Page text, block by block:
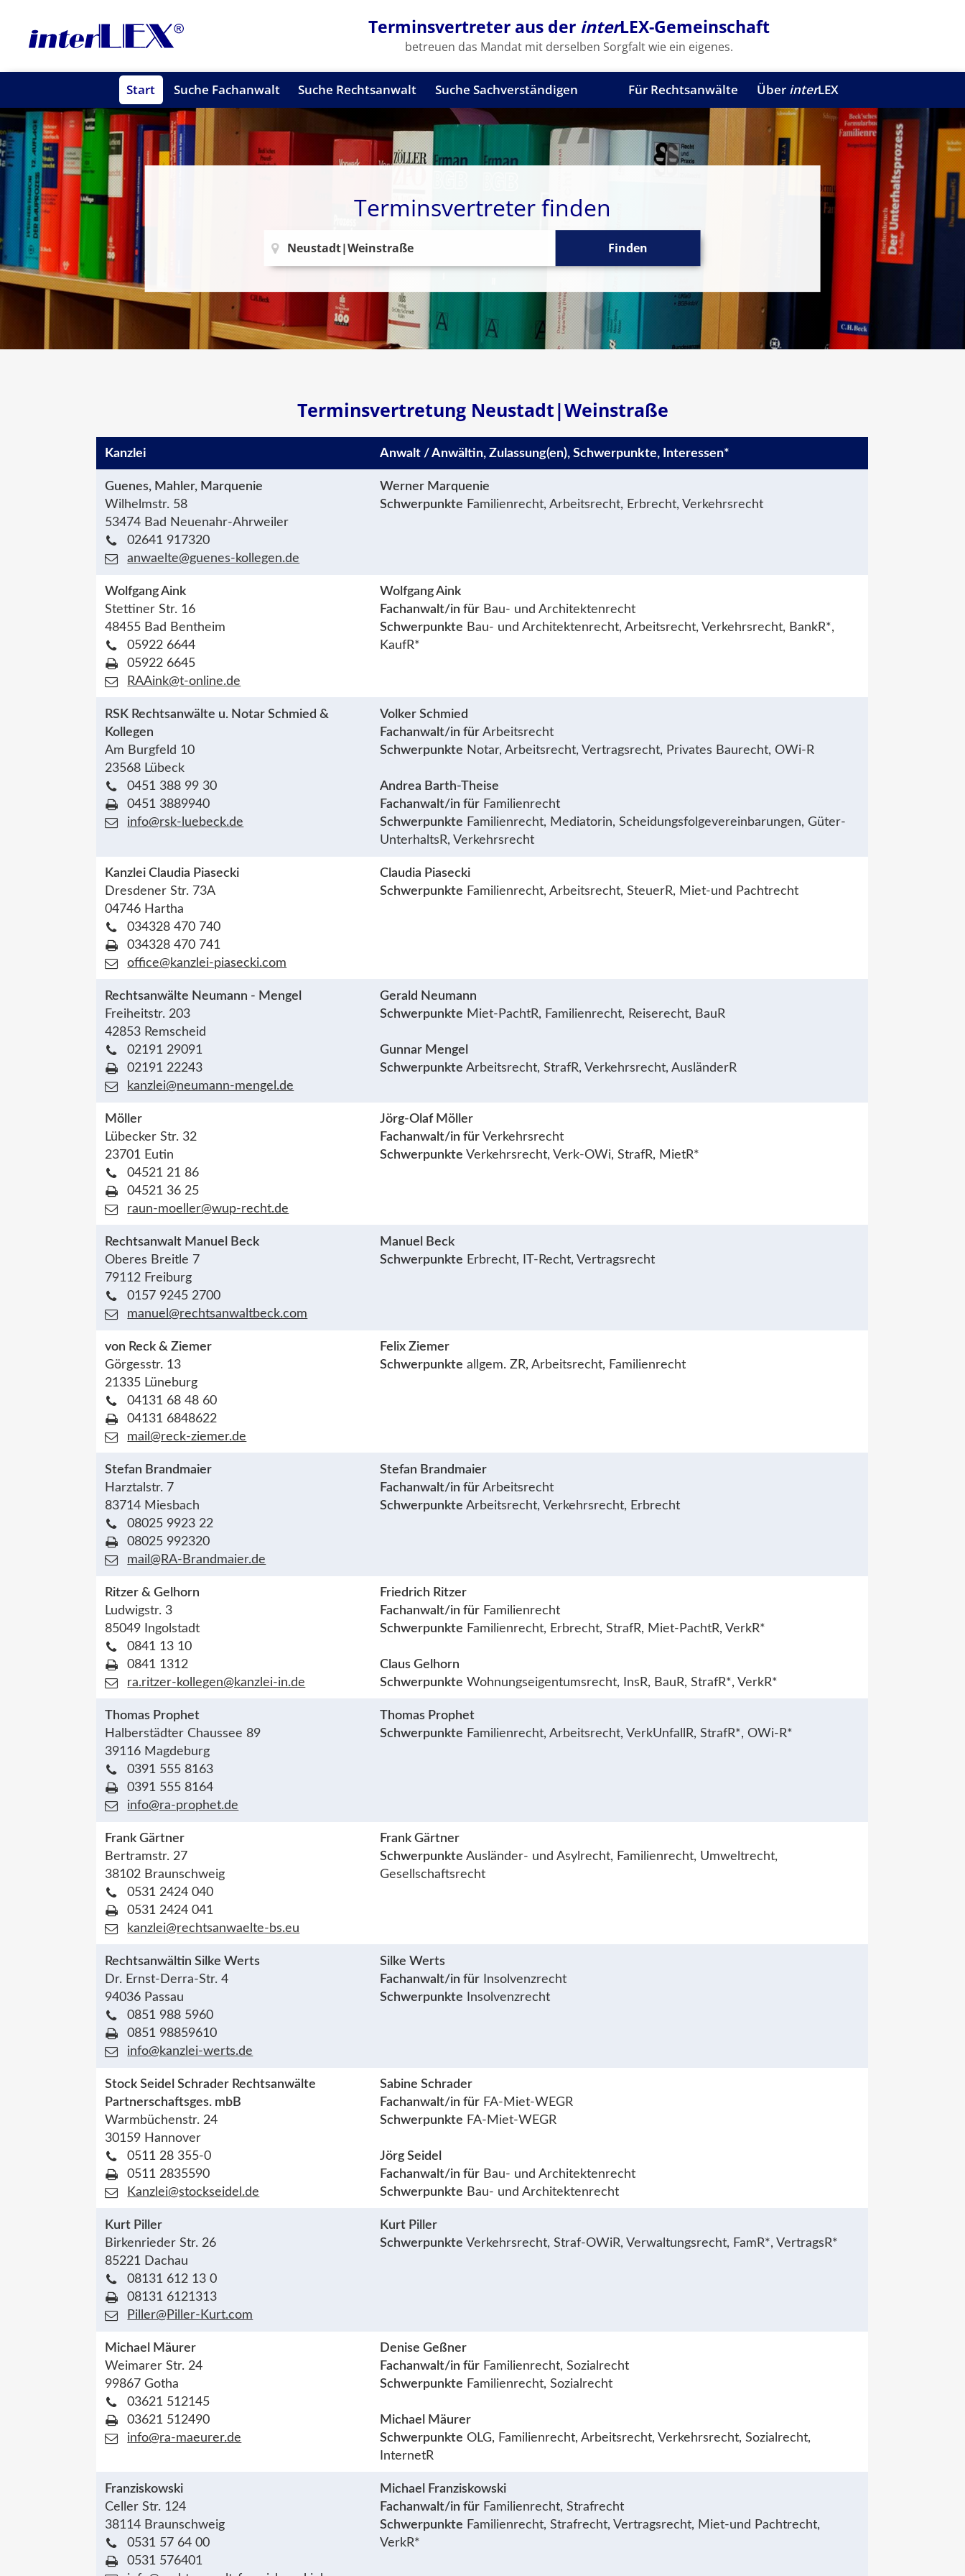
Terminsvertreter aus der interLEX-Gemeinschaft
betreuen das Mandat mit derselben Sorgfalt wie ein eigenes.
Start Suche Fachanwalt Suche Rechtsanwalt Suche Sachverständigen Für Rechtsanwälte Über interLEX
Terminsvertreter finden
Finden
Terminsvertretung Neustadt|Weinstraße
Kanzlei Anwalt / Anwältin, Zulassung(en), Schwerpunkte, Interessen*
Guenes, Mahler, Marquenie
Wilhelmstr. 58
53474 Bad Neuenahr-Ahrweiler
02641 917320
anwaelte@guenes-kollegen.de
Werner Marquenie
Schwerpunkte Familienrecht, Arbeitsrecht, Erbrecht, Verkehrsrecht
Wolfgang Aink
Stettiner Str. 16
48455 Bad Bentheim
05922 6644
05922 6645
RAAink@t-online.de
Wolfgang Aink
Fachanwalt/in für Bau- und Architektenrecht
Schwerpunkte Bau- und Architektenrecht, Arbeitsrecht, Verkehrsrecht, BankR*,
KaufR*
RSK Rechtsanwälte u. Notar Schmied &
Kollegen
Am Burgfeld 10
23568 Lübeck
0451 388 99 30
0451 3889940
info@rsk-luebeck.de
Volker Schmied
Fachanwalt/in für Arbeitsrecht
Schwerpunkte Notar, Arbeitsrecht, Vertragsrecht, Privates Baurecht, OWi-R
Andrea Barth-Theise
Fachanwalt/in für Familienrecht
Schwerpunkte Familienrecht, Mediatorin, Scheidungsfolgevereinbarungen, Güter-
UnterhaltsR, Verkehrsrecht
Kanzlei Claudia Piasecki
Dresdener Str. 73A
04746 Hartha
034328 470 740
034328 470 741
office@kanzlei-piasecki.com
Claudia Piasecki
Schwerpunkte Familienrecht, Arbeitsrecht, SteuerR, Miet-und Pachtrecht
Rechtsanwälte Neumann - Mengel
Freiheitstr. 203
42853 Remscheid
02191 29091
02191 22243
kanzlei@neumann-mengel.de
Gerald Neumann
Schwerpunkte Miet-PachtR, Familienrecht, Reiserecht, BauR
Gunnar Mengel
Schwerpunkte Arbeitsrecht, StrafR, Verkehrsrecht, AusländerR
Möller
Lübecker Str. 32
23701 Eutin
04521 21 86
04521 36 25
raun-moeller@wup-recht.de
Jörg-Olaf Möller
Fachanwalt/in für Verkehrsrecht
Schwerpunkte Verkehrsrecht, Verk-OWi, StrafR, MietR*
Rechtsanwalt Manuel Beck
Oberes Breitle 7
79112 Freiburg
0157 9245 2700
manuel@rechtsanwaltbeck.com
Manuel Beck
Schwerpunkte Erbrecht, IT-Recht, Vertragsrecht
von Reck & Ziemer
Görgesstr. 13
21335 Lüneburg
04131 68 48 60
04131 6848622
mail@reck-ziemer.de
Felix Ziemer
Schwerpunkte allgem. ZR, Arbeitsrecht, Familienrecht
Stefan Brandmaier
Harztalstr. 7
83714 Miesbach
08025 9923 22
08025 992320
mail@RA-Brandmaier.de
Stefan Brandmaier
Fachanwalt/in für Arbeitsrecht
Schwerpunkte Arbeitsrecht, Verkehrsrecht, Erbrecht
Ritzer & Gelhorn
Ludwigstr. 3
85049 Ingolstadt
0841 13 10
0841 1312
ra.ritzer-kollegen@kanzlei-in.de
Friedrich Ritzer
Fachanwalt/in für Familienrecht
Schwerpunkte Familienrecht, Erbrecht, StrafR, Miet-PachtR, VerkR*
Claus Gelhorn
Schwerpunkte Wohnungseigentumsrecht, InsR, BauR, StrafR*, VerkR*
Thomas Prophet
Halberstädter Chaussee 89
39116 Magdeburg
0391 555 8163
0391 555 8164
info@ra-prophet.de
Thomas Prophet
Schwerpunkte Familienrecht, Arbeitsrecht, VerkUnfallR, StrafR*, OWi-R*
Frank Gärtner
Bertramstr. 27
38102 Braunschweig
0531 2424 040
0531 2424 041
kanzlei@rechtsanwaelte-bs.eu
Frank Gärtner
Schwerpunkte Ausländer- und Asylrecht, Familienrecht, Umweltrecht,
Gesellschaftsrecht
Rechtsanwältin Silke Werts
Dr. Ernst-Derra-Str. 4
94036 Passau
0851 988 5960
0851 98859610
info@kanzlei-werts.de
Silke Werts
Fachanwalt/in für Insolvenzrecht
Schwerpunkte Insolvenzrecht
Stock Seidel Schrader Rechtsanwälte
Partnerschaftsges. mbB
Warmbüchenstr. 24
30159 Hannover
0511 28 355-0
0511 2835590
Kanzlei@stockseidel.de
Sabine Schrader
Fachanwalt/in für FA-Miet-WEGR
Schwerpunkte FA-Miet-WEGR
Jörg Seidel
Fachanwalt/in für Bau- und Architektenrecht
Schwerpunkte Bau- und Architektenrecht
Kurt Piller
Birkenrieder Str. 26
85221 Dachau
08131 612 13 0
08131 6121313
Piller@Piller-Kurt.com
Kurt Piller
Schwerpunkte Verkehrsrecht, Straf-OWiR, Verwaltungsrecht, FamR*, VertragsR*
Michael Mäurer
Weimarer Str. 24
99867 Gotha
03621 512145
03621 512490
info@ra-maeurer.de
Denise Geßner
Fachanwalt/in für Familienrecht, Sozialrecht
Schwerpunkte Familienrecht, Sozialrecht
Michael Mäurer
Schwerpunkte OLG, Familienrecht, Arbeitsrecht, Verkehrsrecht, Sozialrecht,
InternetR
Franziskowski
Celler Str. 124
38114 Braunschweig
0531 57 64 00
0531 576401
Michael Franziskowski
Fachanwalt/in für Familienrecht, Strafrecht
Schwerpunkte Familienrecht, Strafrecht, Vertragsrecht, Miet-und Pachtrecht,
VerkR*